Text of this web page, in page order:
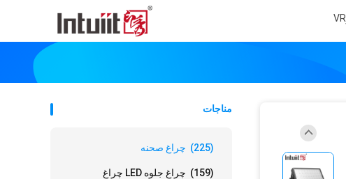
VR
مناجات
چراغ صحنه (225)
چراغ جلوه LED چراغ (159)